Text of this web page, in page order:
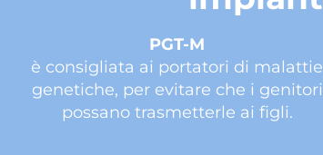
PGT-M
è consigliata ai portatori di malattie
genetiche, per evitare che i genitori
possano trasmetterle ai figli.